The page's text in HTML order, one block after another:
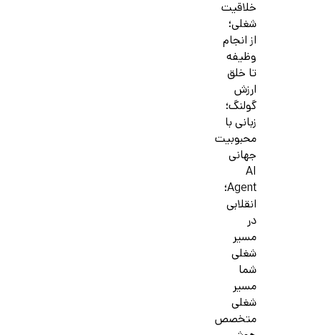
خلاقیت
شغلی؛
از انجام
وظیفه
تا خلق
ارزش
گولنگ؛
زبانی با
محبوبیت
جهانی
AI
Agent؛
انقلابی
در
مسیر
شغلی
شما
مسیر
شغلی
متخصص